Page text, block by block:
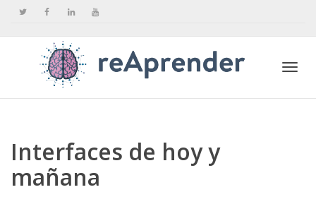
Interfaces de hoy y
mañana